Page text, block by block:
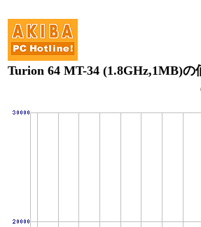
Turion 64 MT-34 (1.8GHz,1MB)の